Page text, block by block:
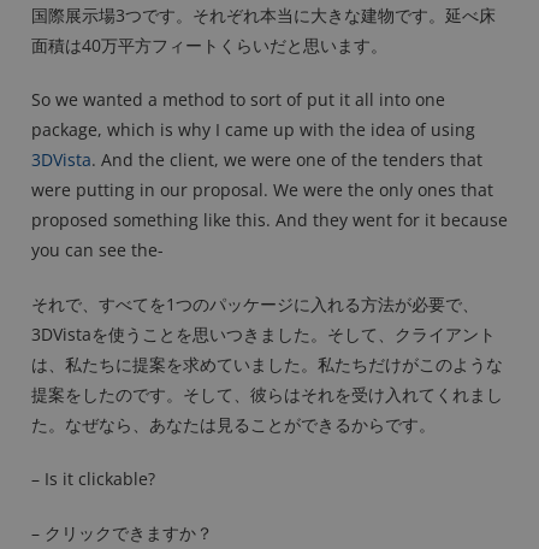
国際展示場3つです。それぞれ本当に大きな建物です。延べ床
面積は40万平方フィートくらいだと思います。
So we wanted a method to sort of put it all into one
package, which is why I came up with the idea of using
3DVista. And the client, we were one of the tenders that
were putting in our proposal. We were the only ones that
proposed something like this. And they went for it because
you can see the-
それで、すべてを1つのパッケージに入れる方法が必要で、
3DVistaを使うことを思いつきました。そして、クライアント
は、私たちに提案を求めていました。私たちだけがこのような
提案をしたのです。そして、彼らはそれを受け入れてくれまし
た。なぜなら、あなたは見ることができるからです。
– Is it clickable?
– クリックできますか？